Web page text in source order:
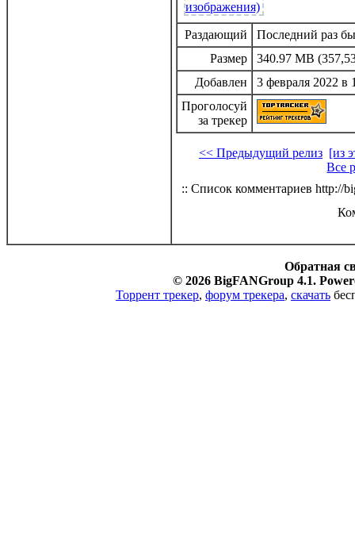
Раздающий
Последний раз
Размер
340.97 MB
Добавлен
3 февраля 2022 в
Проголосуй
за трекер
<< Предыдущий релиз [из
Все
:: Список комментариев http://
Обратная
© 2026 BigFANGroup 4.1.
Торрент трекер, форум трекера, скачать